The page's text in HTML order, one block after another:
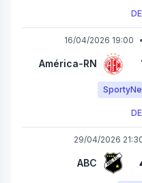
16/04/2026 19:00 •
América-RN
29/04/2026
ABC